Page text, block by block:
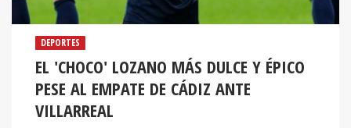
DEPORTES
EL 'CHOCO' LOZANO MÁS DULCE Y ÉPICO
PESE AL EMPATE DE CÁDIZ ANTE
VILLARREAL